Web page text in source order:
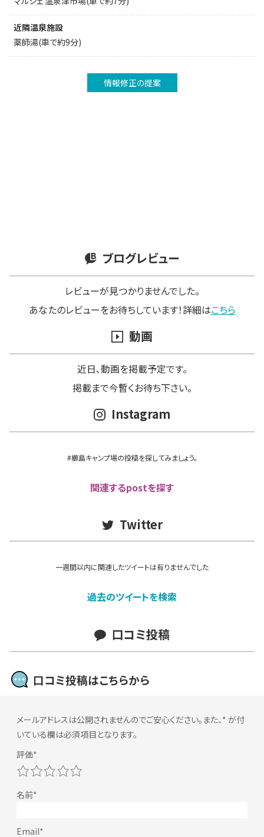
近隣温泉施設
薬師湯(車で約9分)
情報修正の提案
ブログレビュー
レビューが見つかりませんでした。
あなたのレビューをお待ちしています！詳細はこちら
動画
近日､動画を掲載予定です。
掲載まで今暫くお待ち下さい。
Instagram
#櫛島キャンプ場の投稿を探してみましょう。
関連するpostを探す
Twitter
一週間以内に関連したツイートは有りませんでした
過去のツイートを検索
口コミ投稿
口コミ投稿はこちらから
メールアドレスは公開されませんのでご安心ください。また、* が付
いている欄は必須項目となります。
5
4
3
2